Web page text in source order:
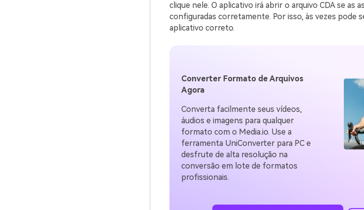
clique nele. O aplicativo irá abrir o arquivo CDA se as
configuradas corretamente. Por isso, às vezes pode
aplicativo correto.
Converter Formato de Arquivos
Agora
Converta facilmente seus vídeos,
áudios e imagens para qualquer
formato com o Media.io. Use a
ferramenta UniConverter para PC e
desfrute de alta resolução na
conversão em lote de formatos
profissionais.